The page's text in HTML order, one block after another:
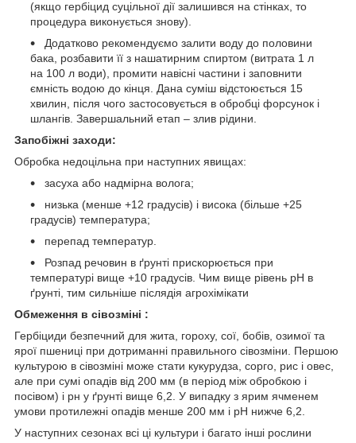
(якщо гербіцид суцільної дії залишився на стінках, то
процедура виконується знову).
Додатково рекомендуємо залити воду до половини
бака, розбавити її з нашатирним спиртом (витрата 1 л
на 100 л води), промити навісні частини і заповнити
ємність водою до кінця. Дана суміш відстоюється 15
хвилин, після чого застосовується в обробці форсунок і
шлангів. Завершальний етап – злив рідини.
Запобiжнi заходи:
Обробка недоцільна при наступних явищах:
засуха або надмірна волога;
низька (менше +12 градусів) і висока (більше +25
градусів) температура;
перепад температур.
Розпад речовин в ґрунті прискорюється при
температурі вище +10 градусів. Чим вище рівень pH в
ґрунті, тим сильніше післядія агрохімікати
Обмеження в сiвозмiнi :
Гербіциди безпечний для жита, гороху, сої, бобів, озимої та
ярої пшениці при дотриманні правильного сівозміни. Першою
культурою в сівозміні може стати кукурудза, сорго, рис і овес,
але при сумі опадів від 200 мм (в період між обробкою і
посівом) і рн у ґрунті вище 6,2. У випадку з ярим ячменем
умови протилежні опадів менше 200 мм і pH нижче 6,2.
У наступних сезонах всі ці культури і багато інші рослини